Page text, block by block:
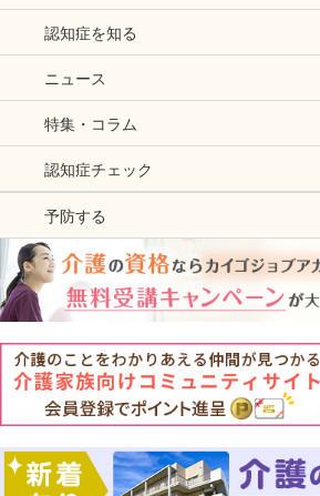
認知症を知る
ニュース
特集・コラム
認知症チェック
予防する